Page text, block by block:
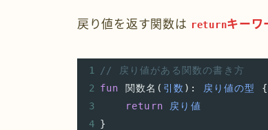
戻り値を返す関数は returnキーワ
1
// 戻り値がある関数の書き方
2
fun 関数名 ( 引数 ): 戻り値の型
{
3
return
戻り値
4 }